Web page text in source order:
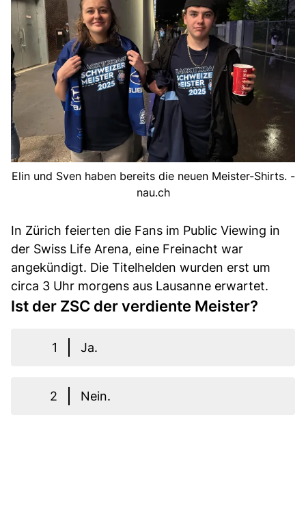
Elin und Sven haben bereits die neuen Meister-Shirts. -
nau.ch
In Zürich feierten die Fans im Public Viewing in
der Swiss Life Arena, eine Freinacht war
angekündigt. Die Titelhelden wurden erst um
circa 3 Uhr morgens aus Lausanne erwartet.
Ist der ZSC der verdiente Meister?
1 Ja.
2 Nein.